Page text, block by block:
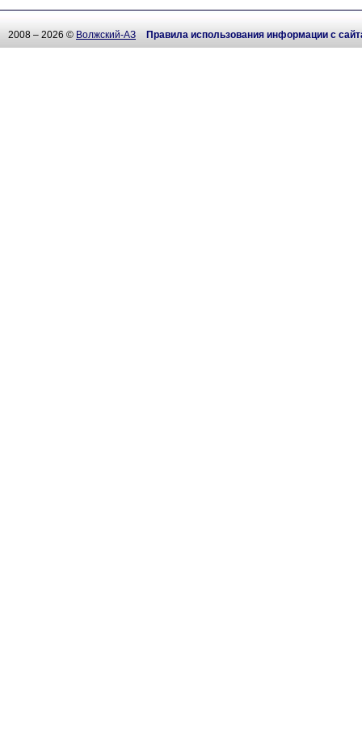
2008 – 2026 © Волжский-АЗ Правила использования информации с